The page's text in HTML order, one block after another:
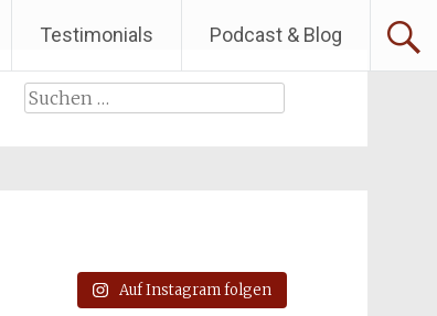
Testimonials Podcast & Blog
Suchen
Auf Instagram folgen